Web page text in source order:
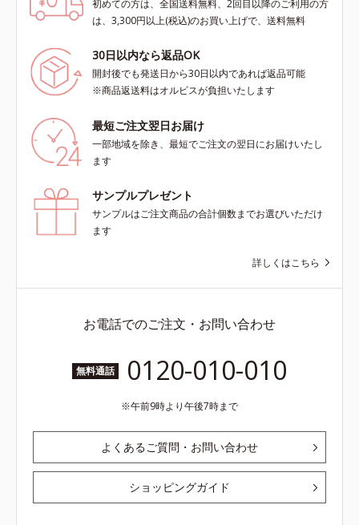
初めての方は、全国送料無料、2回目以降のご利用の方
は、3,300円以上(税込)のお買い上げで、送料無料
30日以内なら返品OK
開封後でも発送日から30日以内であれば返品可能
※商品返送料はオルビスが負担いたします
最短ご注文翌日お届け
一部地域を除き、最短でご注文の翌日にお届けいたし
ます
サンプルプレゼント
サンプルはご注文商品の合計個数までお選びいただけ
ます
詳しくはこちら
お電話でのご注文・お問い合わせ
無料通話 0120-010-010
午前9時より午後7時まで
よくあるご質問・お問い合わせ
ショッピングガイド